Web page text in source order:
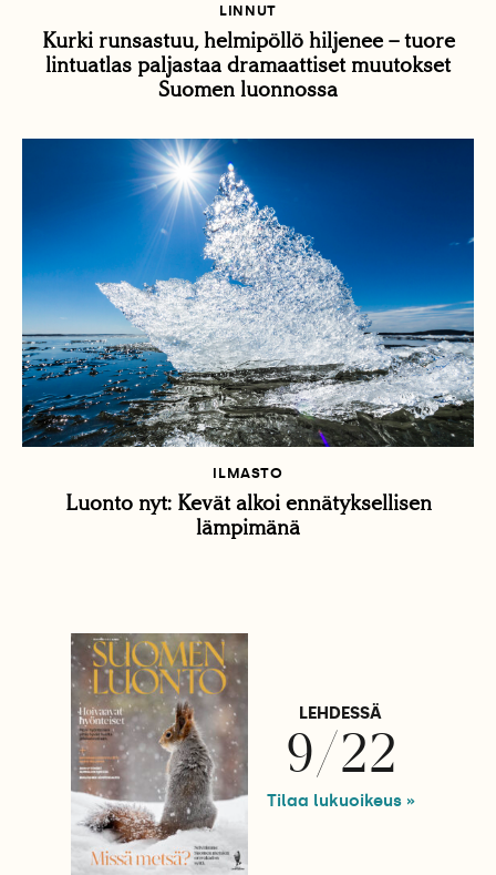
LINNUT
Kurki runsastuu, helmipöllö hiljenee – tuore
lintuatlas paljastaa dramaattiset muutokset
Suomen luonnossa
ILMASTO
Luonto nyt: Kevät alkoi ennätyksellisen
lämpimänä
LEHDESSÄ
9/22
Tilaa lukuoikeus »